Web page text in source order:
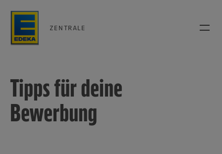
ZENTRALE
Tipps für deine
Bewerbung